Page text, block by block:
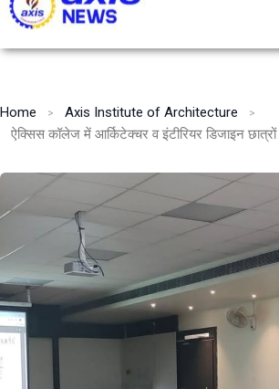
Home
Axis Institute of Architecture